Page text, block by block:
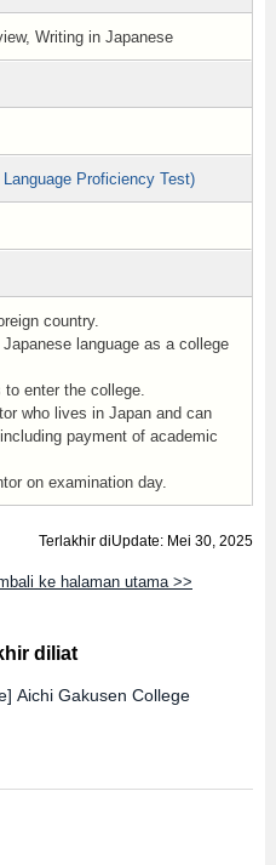
Writing in Japanese
Proficiency Test)
country.
language as a college
enter the college.
who lives in Japan and can
payment of academic
on examination day.
Terlakhir diUpdate: Mei 30, 2025
ke halaman utama >>
diliat
Aichi Gakusen College